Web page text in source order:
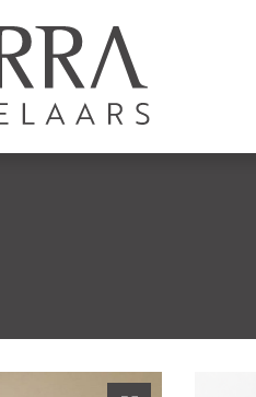
Shortstay
Nieuwbouw